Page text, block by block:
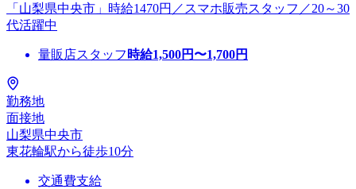
「山梨県中央市」時給1470円／スマホ販売スタッフ／20～30
代活躍中
量販店スタッフ 時給1,500円〜1,700円
勤務地
面接地
山梨県中央市
東花輪駅から徒歩10分
交通費支給